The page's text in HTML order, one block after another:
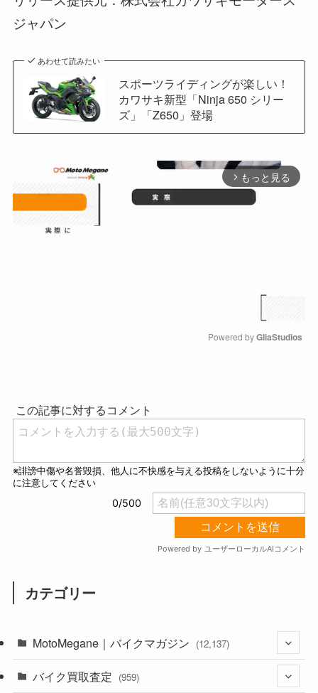
ジャパン
あわせて読みたい
スポーツライディングが楽しい！
カワサキ新型「Ninja 650 シリー
ズ」「Z650」登場
arrow_forward_ios もっと見る
Powered by GliaStudios
カテゴリー
MotoMegane｜バイクマガジン (12,137)
バイク買取査定 (959)